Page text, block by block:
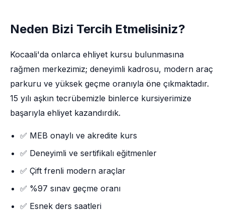
Neden Bizi Tercih Etmelisiniz?
Kocaali'da onlarca ehliyet kursu bulunmasına
rağmen merkezimiz; deneyimli kadrosu, modern araç
parkuru ve yüksek geçme oranıyla öne çıkmaktadır.
15 yılı aşkın tecrübemizle binlerce kursiyerimize
başarıyla ehliyet kazandırdık.
✅ MEB onaylı ve akredite kurs
✅ Deneyimli ve sertifikalı eğitmenler
✅ Çift frenli modern araçlar
✅ %97 sınav geçme oranı
✅ Esnek ders saatleri